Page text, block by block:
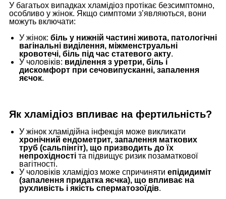
У багатьох випадках хламідіоз протікає безсимптомно,
особливо у жінок. Якщо симптоми з’являються, вони
можуть включати:
У жінок: біль у нижній частині живота, патологічні
вагінальні виділення, міжменструальні
кровотечі, біль під час статевого акту.
У чоловіків: виділення з уретри, біль і
дискомфорт при сечовипусканні, запалення
яєчок.
Як хламідіоз впливає на фертильність?
У жінок хламідійна інфекція може викликати
хронічний ендометрит, запалення маткових
труб (сальпінгіт), що призводить до їх
непрохідності та підвищує ризик позаматкової
вагітності.
У чоловіків хламідіоз може спричиняти епідидиміт
(запалення придатка яєчка), що впливає на
рухливість і якість сперматозоїдів.